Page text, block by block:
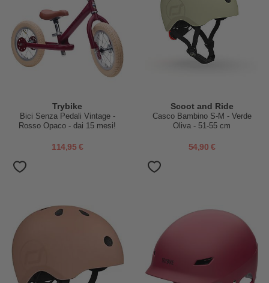
Trybike
Bici Senza Pedali Vintage -
Rosso Opaco - dai 15 mesi!
114,95 €
Scoot and Ride
Casco Bambino S-M - Verde
Oliva - 51-55 cm
54,90 €